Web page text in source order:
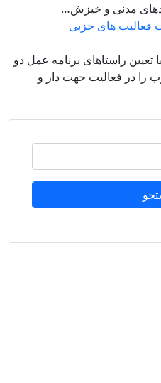
و خیزش‌…
های حزبی
برنامه عمل دو
فعالیت جهت دار و